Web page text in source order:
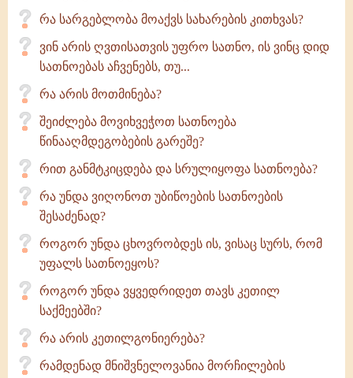
რა სარგებლობა მოაქვს სახარების კითხვას?
ვინ არის ღვთისათვის უფრო სათნო, ის ვინც დიდ
სათნოებას აჩვენებს, თუ...
რა არის მოთმინება?
შეიძლება მოვიხვეჭოთ სათნოება
წინააღმდეგობების გარეშე?
რით განმტკიცდება და სრულიყოფა სათნოება?
რა უნდა ვიღონოთ უბიწოების სათნოების
შესაძენად?
როგორ უნდა ცხოვრობდეს ის, ვისაც სურს, რომ
უფალს სათნოეყოს?
როგორ უნდა ვყვედრიდეთ თავს კეთილ
საქმეებში?
რა არის კეთილგონიერება?
რამდენად მნიშვნელოვანია მორჩილების